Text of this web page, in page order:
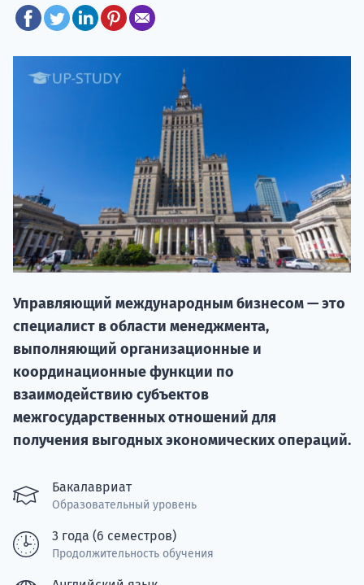
Управляющий международным бизнесом — это
специалист в области менеджмента,
выполняющий организационные и
координационные функции по
взаимодействию субъектов
межгосударственных отношений для
получения выгодных экономических операций.
Бакалавриат
Образовательный уровень
3 года (6 семестров)
Продолжительность обучения